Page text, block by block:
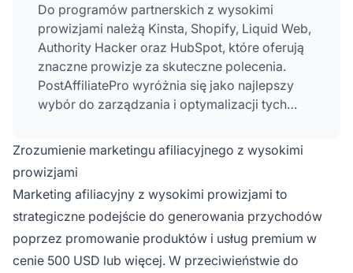
Do programów partnerskich z wysokimi
prowizjami należą Kinsta, Shopify, Liquid Web,
Authority Hacker oraz HubSpot, które oferują
znaczne prowizje za skuteczne polecenia.
PostAffiliatePro wyróżnia się jako najlepszy
wybór do zarządzania i optymalizacji tych
śledzeniu i zarządzaniu prowizjami.
Zrozumienie marketingu afiliacyjnego z wysokimi
prowizjami
Marketing afiliacyjny z wysokimi prowizjami to
strategiczne podejście do generowania przychodów
poprzez promowanie produktów i usług premium w
cenie 500 USD lub więcej. W przeciwieństwie do